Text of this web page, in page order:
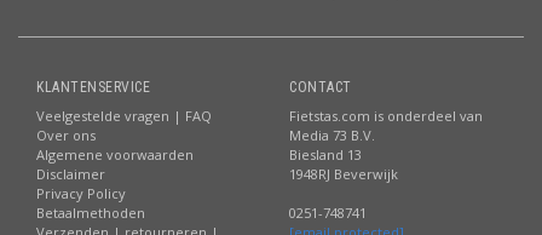
KLANTENSERVICE
Veelgestelde vragen | FAQ
Over ons
Algemene voorwaarden
Disclaimer
Privacy Policy
Betaalmethoden
CONTACT
Fietstas.com is onderdeel van
Media 73 B.V.
Biesland 13
1948RJ Beverwijk
0251-748741